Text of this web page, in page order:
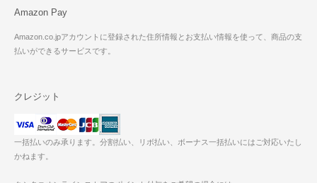
Amazon Pay
Amazon.co.jpアカウントに登録された住所情報とお支払い情報を使って、商品の支
払いができるサービスです。
クレジット
一括払いのみ承ります。分割払い、リボ払い、ボーナス一括払いにはご対応いたし
かねます。